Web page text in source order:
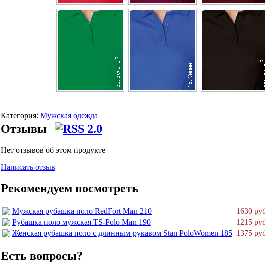
Категория: Мужская одежда
Отзывы
Нет отзывов об этом продукте
Написать отзыв
Рекомендуем посмотреть
Мужская рубашка поло RedFort Man 210
1630
Рубашка поло мужская TS-Polo Man 190
1215
Женская рубашка поло с длинным рукавом Stan PoloWomen 185 1375
Есть вопросы?